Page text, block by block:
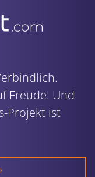
Freude! Und
Projekt ist